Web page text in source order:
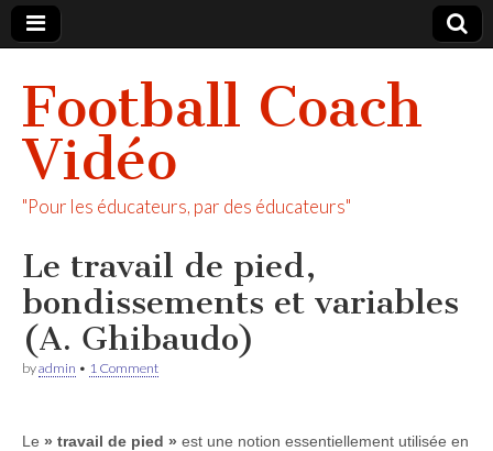
Football Coach
Vidéo
"Pour les éducateurs, par des éducateurs"
Le travail de pied,
bondissements et variables
(A. Ghibaudo)
byadmin • 1 Comment
Le » travail de pied » est une notion essentiellement utilisée en